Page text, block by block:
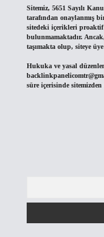
Sitemiz, 5651 Sayılı
tarafından onaylanmış
sitedeki içerikleri proaktif
bulunmamaktadır.
taşımakta olup, siteye
Hukuka ve yasal
süre içerisinde sitemizden